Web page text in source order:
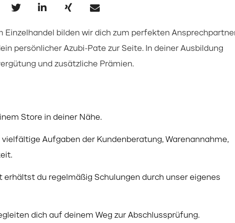
Einzelhandel bilden wir dich zum perfekten
persönlicher Azubi-Pate zur Seite. In deiner Ausbildung
und zusätzliche Prämien.
Store in deiner Nähe.
Aufgaben der Kundenberatung, Warenannahme,
du regelmäßig Schulungen durch unser eigenes
dich auf deinem Weg zur Abschlussprüfung.